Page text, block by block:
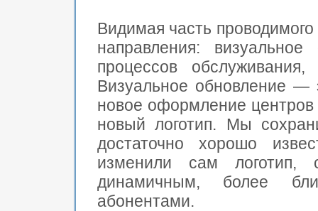
Видимая часть
направления:
процессов
Визуальное обновление
новое оформление центров
новый логотип. Мы
достаточно хорошо
изменили сам логотип,
динамичным, более
абонентами.